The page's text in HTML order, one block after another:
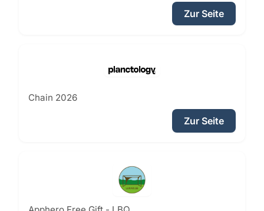
Zur Seite
Chain 2026
Zur Seite